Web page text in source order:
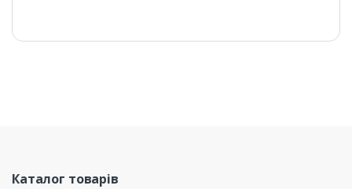
Каталог товарів